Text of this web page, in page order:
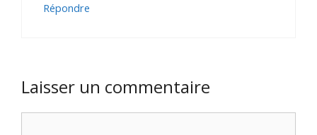
Répondre
Laisser un commentaire